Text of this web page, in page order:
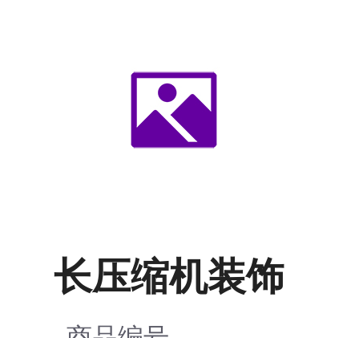
长压缩机装饰